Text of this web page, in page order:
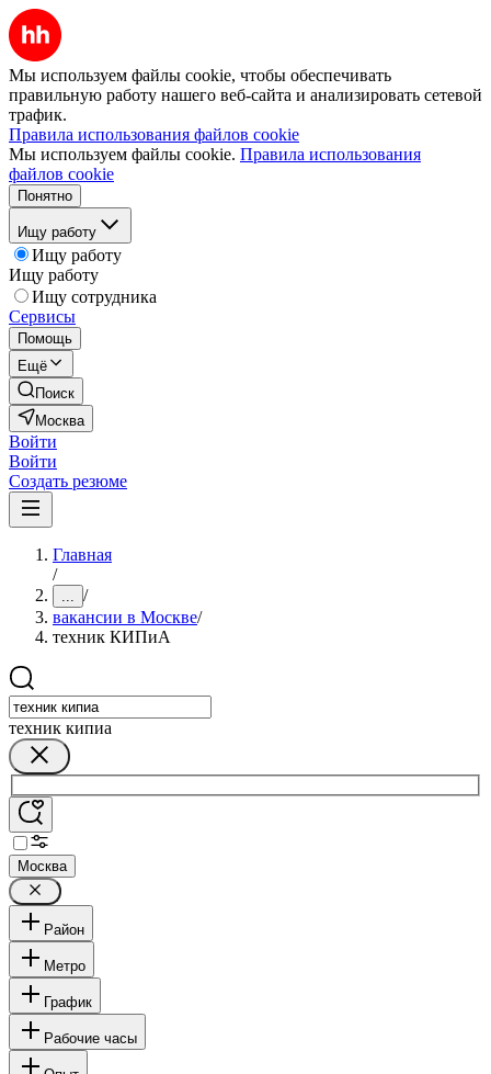
Мы используем файлы cookie, чтобы обеспечивать
правильную работу нашего веб-сайта и анализировать сетевой
трафик.
Правила использования файлов cookie
Мы используем файлы cookie. Правила использования
файлов cookie
Понятно
Ищу работу
Ищу работу
Ищу работу
Ищу сотрудника
Сервисы
Помощь
Ещё
Поиск
Москва
Войти
Войти
Создать резюме
Главная
/
... /
вакансии в Москве/
техник КИПиА
техник кипиа
Москва
Район
Метро
График
Рабочие часы